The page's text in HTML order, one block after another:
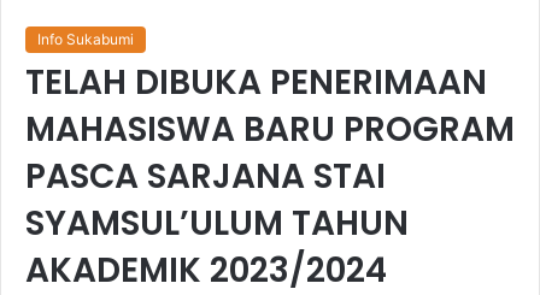
Info Sukabumi
TELAH DIBUKA PENERIMAAN
MAHASISWA BARU PROGRAM
PASCA SARJANA STAI
SYAMSUL’ULUM TAHUN
AKADEMIK 2023/2024